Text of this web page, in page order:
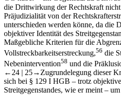
die Drittwirkung der Rechtskraft
Präjudizialität von der
unterschieden werden könne, da die
objektiver Identität des
Maßgebliche Kriterien für die
Vollstreckbarkeitserstreckung,56 die
Nebenintervention58 und die
←24 | 25→ Zugrundelegung dieser
sich bei § 129 I HGB –​ trotz
Streitgegenstandes, wie er meint –​